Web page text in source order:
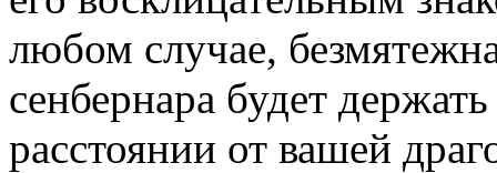
любом случае,
сенбернара будет
расстоянии от вашей